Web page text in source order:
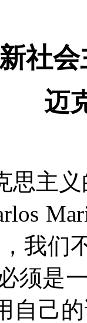
社
迈
思主
我们
须是
自己